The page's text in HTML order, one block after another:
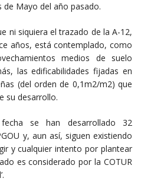
Mayo del año pasado.
ni siquiera el trazado de la A-12,
años, está contemplado, como
medios de suelo
las edificabilidades fijadas en
(del orden de 0,1m2/m2) que
su desarrollo.
se han desarrollado 32
y, aun así, siguen existiendo
y cualquier intento por plantear
es considerado por la COTUR